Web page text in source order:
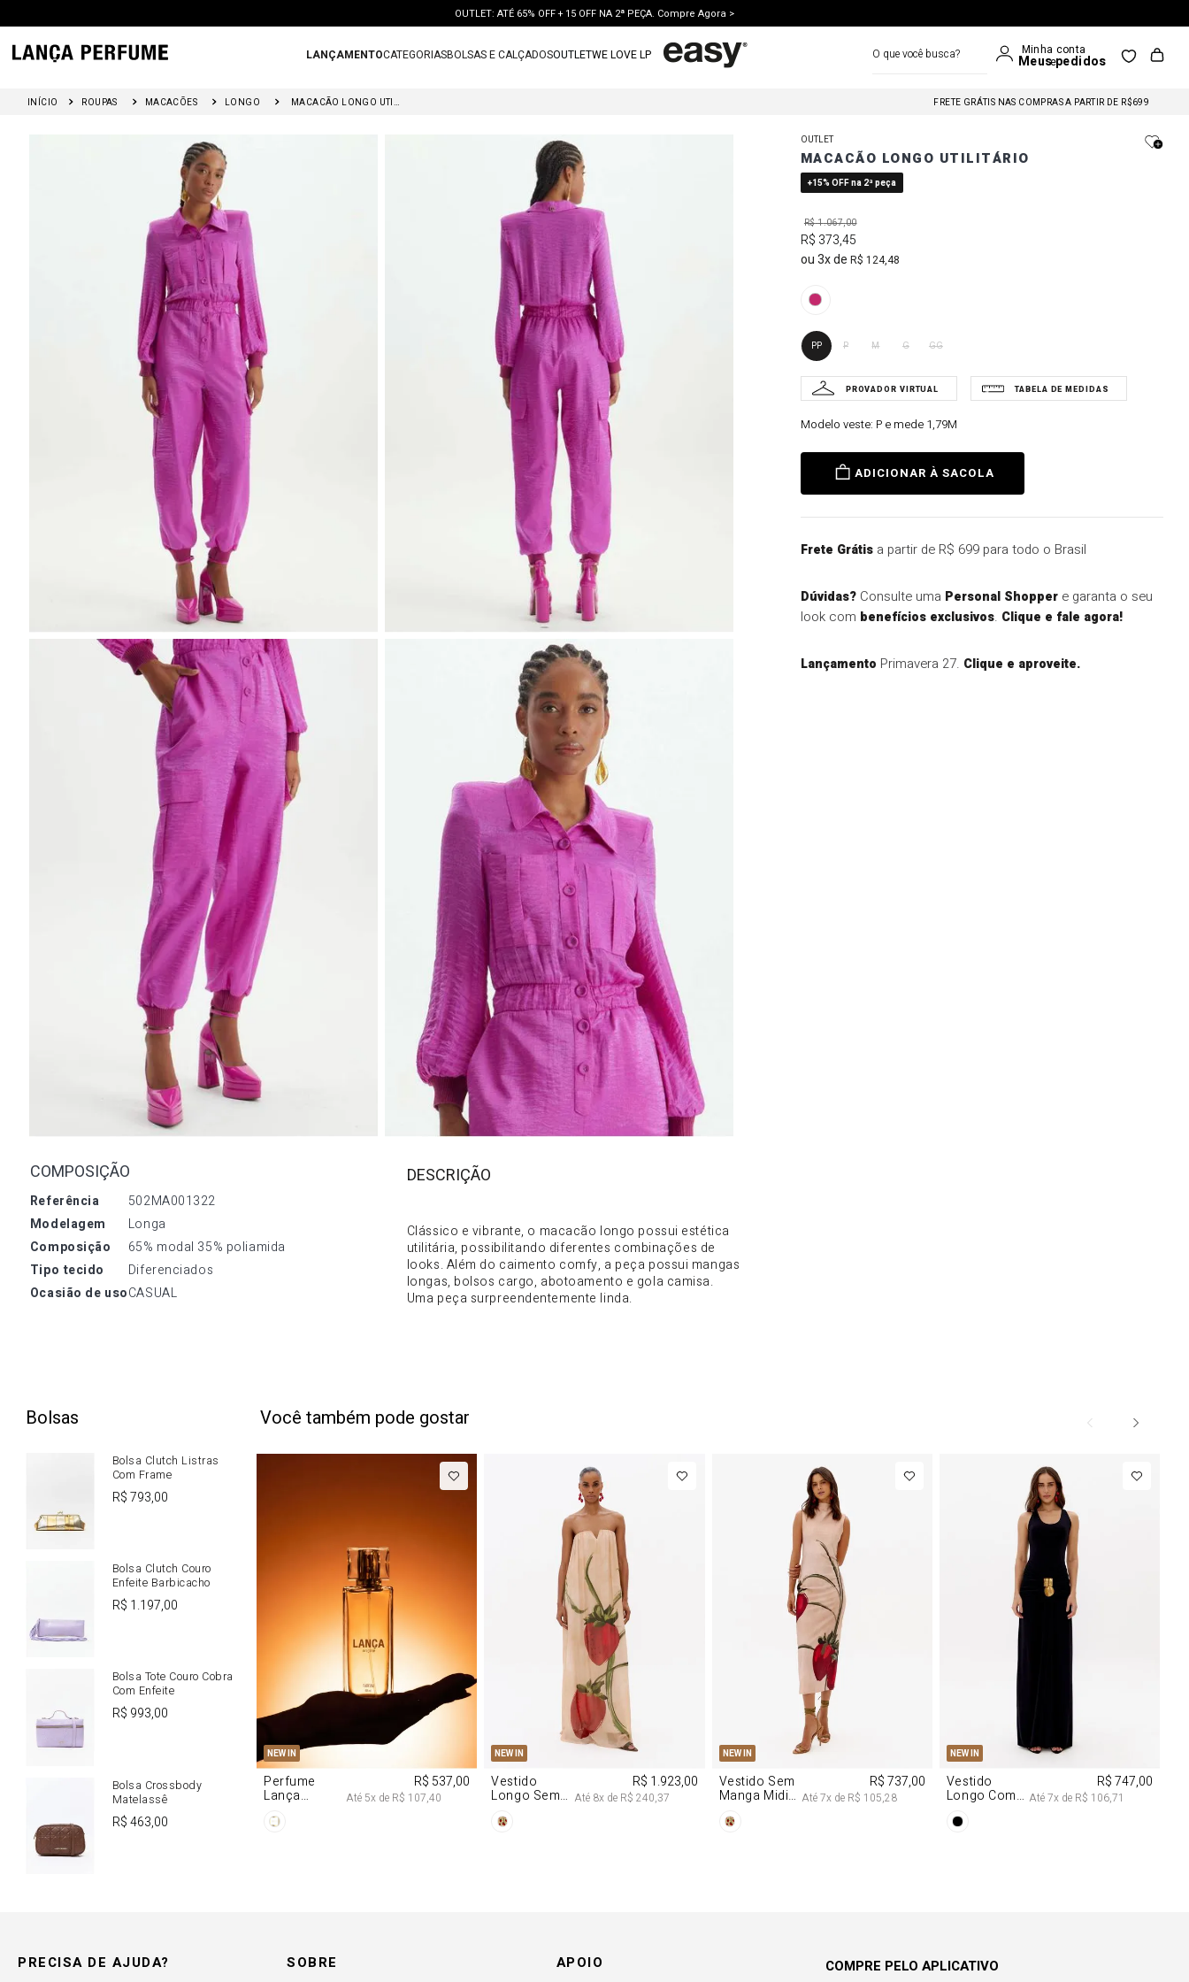
OUTLET: ATÉ 65% OFF + 15 OFF NA 2ª PEÇA. Compre Agora >
LANÇAMENTOCATEGORIASBOLSAS E CALÇADOSOUTLETWE LOVE LP
ROUPAS MACACÕES LONGO MACACÃO LONGO UTILITÁRIO FRETE GRÁTIS NAS COMPRAS A PARTIR DE R$699
FRETE GRÁTIS NAS COMPRAS A PARTIR DE R$699
COMPOSIÇÃO
referência
502MA001322
modelagem
Longa
composição
65% modal 35% poliamida
tipo tecido
Diferenciados
ocasião de usoCASUAL
Clássico e vibrante, o macacão longo possui estética
utilitária, possibilitando diferentes combinações de
looks. Além do caimento comfy, a peça possui mangas
longas, bolsos cargo, abotoamento e gola camisa.
Uma peça surpreendentemente linda.
OUTLET
MACACÃO LONGO UTILITÁRIO
+15% OFF na 2ª peça
R$1.067,00
R$ 373,45
3
R$ 124,48
PP P M G GG
Modelo veste: P e mede 1,79M
ADICIONAR À SACOLA
Frete Grátisa partir de R$ 699 para todo o Brasil
Dúvidas?Consulte uma Personal Shoppere garanta o seu
look com benefícios exclusivos. Clique e fale agora!
Lançamento Primavera 27. Clique e aproveite.
Bolsas
Bolsa Clutch Listras
Com Frame
R$793,00
Bolsa Clutch Couro
Enfeite Barbicacho
R$ 1.197,00
Bolsa Tote Couro Cobra
Com Enfeite
R$ 993,00
Bolsa Crossbody
Matelassê
R$463,00
Você também pode gostar
NEW IN
U
Perfume
Lança
R$ 537,00
Até 5x de R$ 107,40
NEW IN
M G
Vestido
Longo Sem
Chiffon
R$ 1.923,00
Até 8x de R$ 240,37
NEW IN
PP M
Vestido Sem
Manga Midi
Morango
R$ 737,00
Até7x de R$ 105,28
NEW IN
PP M
Vestido
Longo Com
Na Frente
R$ 747,00
Até7x de R$ 106,71
PRECISA DE AJUDA? SOBRE APOIO COMPRE PELO APLICATIVO
calca jeans
blusa
calca
vestido curto
bota
tenis
t shirt
saia